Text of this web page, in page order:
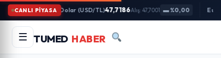
İçeriğe
Atla
CANLI PİYASA Dolar (USD/TL)47,7186Alış: 47,7001 ▬ %0,00
☰ TUMED HABER
Arama
yapın: